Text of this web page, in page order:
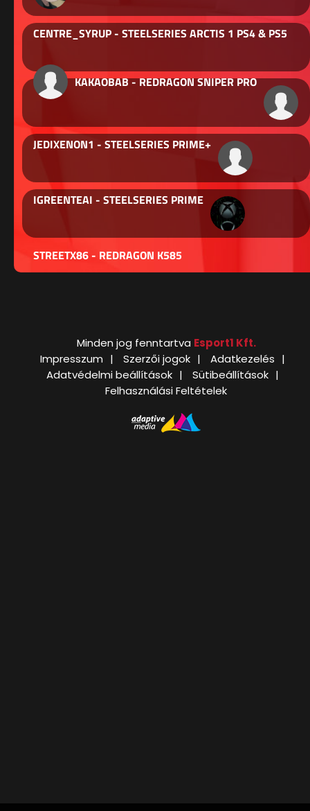
CENTRE_SYRUP - STEELSERIES ARCTIS 1 PS4 & PS5
KAKAOBAB - REDRAGON SNIPER PRO
JEDIXENON1 - STEELSERIES PRIME+
IGREENTEAI - STEELSERIES PRIME
STREETX86 - REDRAGON K585
Minden jog fenntartva Esport1 Kft.
Impresszum
Szerzői jogok
Adatkezelés
Adatvédelmi beállítások
Sütibeállítások
Felhasználási Feltételek